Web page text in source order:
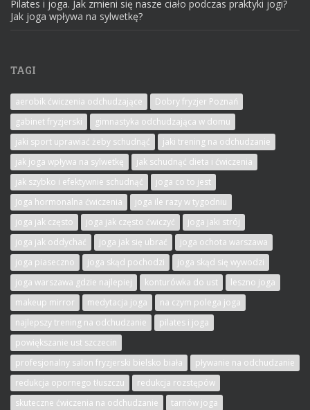
Pilates i joga. Jak zmieni się nasze ciało podczas praktyki jogi?
Jak joga wpływa na sylwetkę?
TAGI
aerobik ćwiczenia odchudzające
Dobry fryzjer Poznań
gabinet fryzjerski
gimnastyka odchudzająca w domu
jaki sport uprawiać żeby schudnąć
jaki trening na odchudzanie
jak joga wpływa na sylwetkę
jak schudnąć dieta i ćwiczenia
jak szybko i efektywnie schudnąć
joga co to jest
Joga hormonalna ćwiczenia
joga ile razy w tygodniu
joga jak często
joga jak często ćwiczyć
joga jaki strój
joga jak oddychać
joga jak się ubrać
joga ochota warszawa
joga piaseczno
joga skąd pochodzi
joga skąd się wywodzi
joga warszawa gdzie najlepiej
konturówka do ust
leszno joga
makeup mirror
medytacja joga
na czym polega joga
najlepszy trening na odchudzanie
pilates i joga
powiększanie ust szczecin
profesjonalny salon fryzjerski bielsko biała
pływanie na odchudzanie
redukcja opornego tłuszczu
redukcja rozstępów
skuteczne ćwiczenia na odchudzanie
tarnów joga